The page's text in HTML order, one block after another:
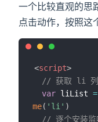
一个比较直观的思
点击动作，按照这
<script>
// 获取 li 列
var liList =
me( 'li' )
// 逐个安装监